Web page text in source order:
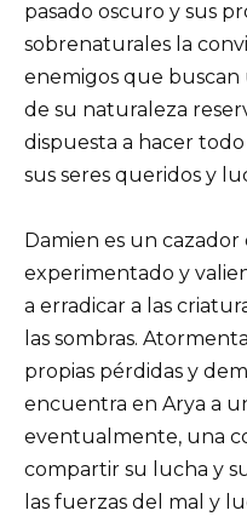
pasado oscuro y sus
sobrenaturales la
enemigos que buscan
de su naturaleza
dispuesta a hacer
sus seres queridos y
Damien es un
experimentado y
a erradicar a las
las sombras.
propias pérdidas y
encuentra en Arya a
eventualmente, una
compartir su lucha y
las fuerzas del mal y